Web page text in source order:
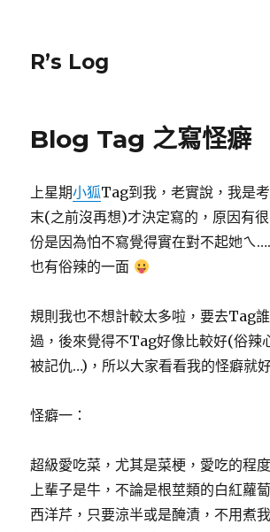
R’s Log
Blog Tag 之寫怪癖
上星期小狐Tag到我，老實說，我是
末(之前沒再想)才決定寫的，原因有
份是因為怕不寫覺得實在對不起她ㄟ
也有俗辣的一面
規則我也不想計較太多啦，要去Tag
過，後來覺得不Tag好像比較好(俗辣
被記仇…)，所以大家看看我的怪癖就
怪癖一：
超級愛吃菜，尤其是菜梗，愛吃的程
上輩子是牛，不論是根莖類的白紅蘿
西洋芹，只要涼半或是醃漬，不用煮